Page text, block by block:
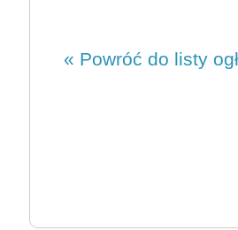
« Powróć do listy